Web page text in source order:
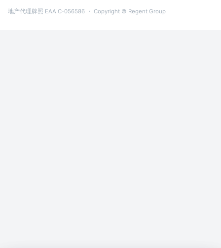
地产代理牌照 EAA C-056586 ・ Copyright © Regent Group